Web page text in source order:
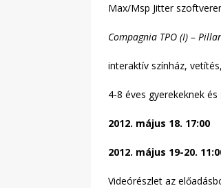
Max/Msp Jitter
Compagnia TPO (I) –
interaktív színház,
4-8 éves gyerekeknek és
2012. május 18. 17:00
2012. május 19-20.
Videórészlet az